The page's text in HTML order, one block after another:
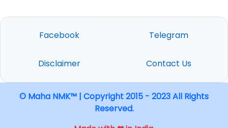
Facebook Telegram
Disclaimer Contact Us
© Maha NMK™ | Copyright 2015 - 2023 All Rights
Reserved.